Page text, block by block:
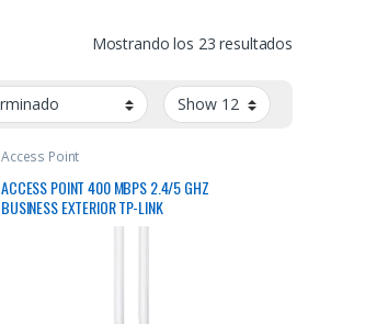
Mostrando los 23 resultados
Access Point
ACCESS POINT 400 MBPS 2.4/5 GHZ
BUSINESS EXTERIOR TP-LINK